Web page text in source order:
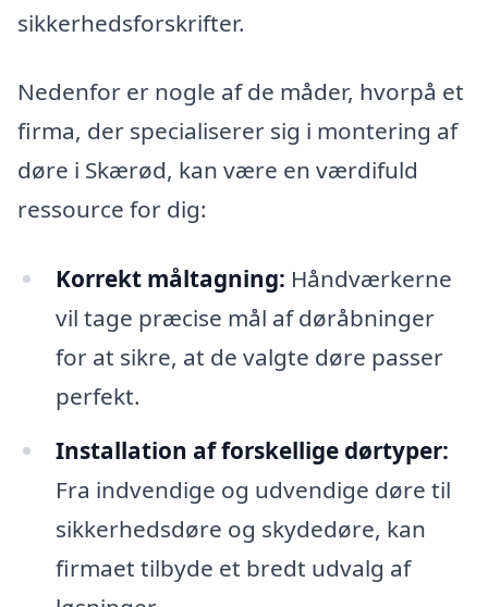
sikkerhedsforskrifter.
Nedenfor er nogle af de måder, hvorpå et
firma, der specialiserer sig i montering af
døre i Skærød, kan være en værdifuld
ressource for dig:
Korrekt måltagning: Håndværkerne
vil tage præcise mål af døråbninger
for at sikre, at de valgte døre passer
perfekt.
Installation af forskellige dørtyper:
Fra indvendige og udvendige døre til
sikkerhedsdøre og skydedøre, kan
firmaet tilbyde et bredt udvalg af